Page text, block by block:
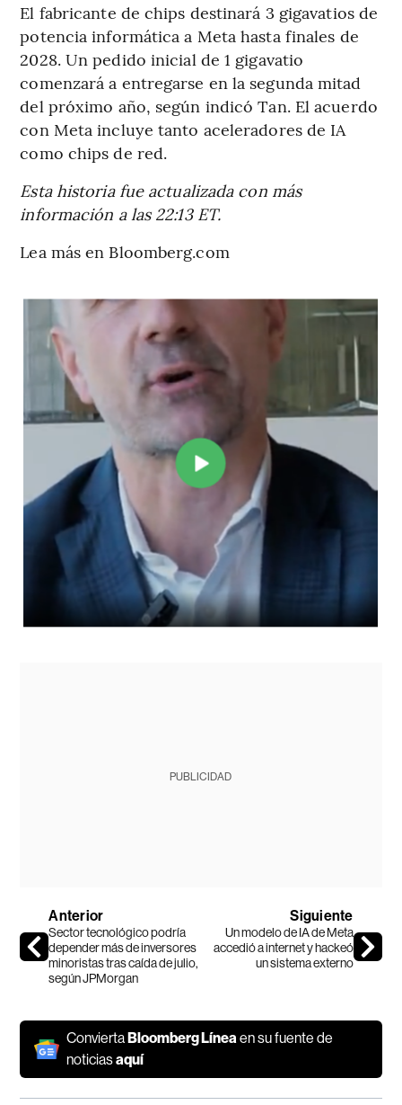
El fabricante de chips destinará 3 gigavatios de
potencia informática a Meta hasta finales de
2028. Un pedido inicial de 1 gigavatio
comenzará a entregarse en la segunda mitad
del próximo año, según indicó Tan. El acuerdo
con Meta incluye tanto aceleradores de IA
como chips de red.
Esta historia fue actualizada con más
información a las 22:13 ET.
Lea más en Bloomberg.com
PUBLICIDAD
Anterior
Sector tecnológico podría
depender más de inversores
minoristas tras caída de julio,
según JPMorgan
Siguiente
Un modelo de IA de Meta
accedió a internet y hackeó
un sistema externo
ConviertaBloomberg Líneaen su fuente de
noticiasaquí